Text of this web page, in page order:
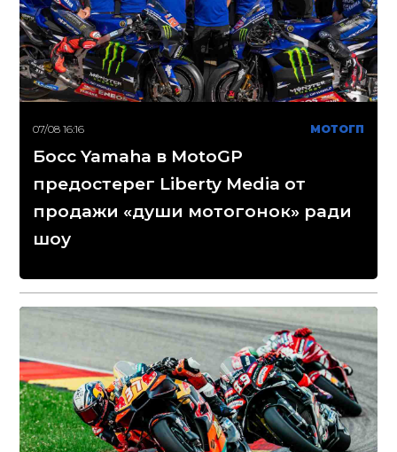
07/08 16:16 МОТОГП
Босс Yamaha в MotoGP
предостерег Liberty Media от
продажи «души мотогонок» ради
шоу